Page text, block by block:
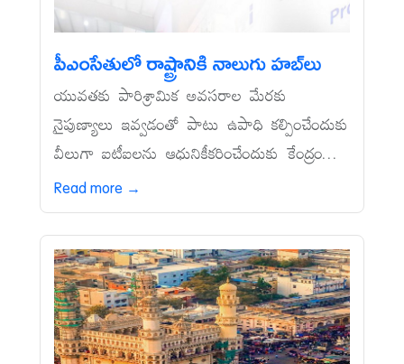
పీఎంసేతులో రాష్ట్రానికి నాలుగు హబ్‌లు
యువతకు పారిశ్రామిక అవసరాల మేరకు
నైపుణ్యాలు ఇవ్వడంతో పాటు ఉపాధి కల్పించేందుకు
వీలుగా ఐటీఐలను ఆధునికీకరించేందుకు కేంద్రం...
Read more →